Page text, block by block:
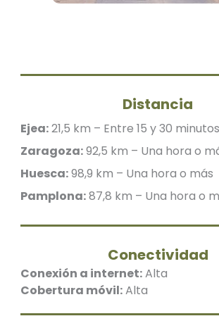
Distancia
Ejea:21,5 km – Entre 15 y 30 minutos
Zaragoza:92,5 km – Una hora o
Huesca:98,9 km – Una hora o más
Pamplona:87,8 km – Una hora o
Conectividad
Conexión a internet:Alta
Cobertura móvil:Alta